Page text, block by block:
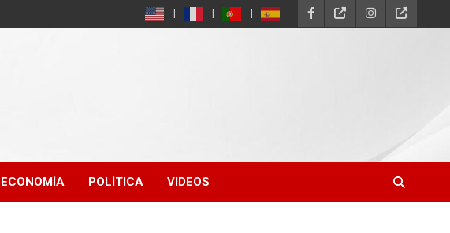
ECONOMÍA POLÍTICA VIDEOS